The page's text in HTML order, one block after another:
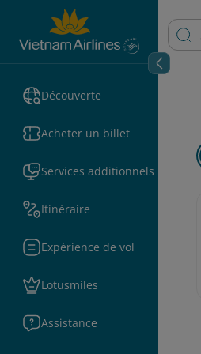
Découverte
Acheter un billet
Services additionnels
Itinéraire
Expérience de vol
Lotusmiles
Assistance